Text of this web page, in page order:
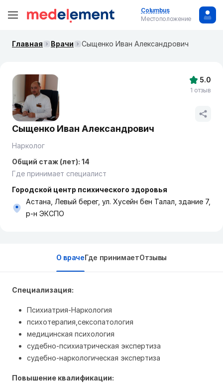
Columbus
Местоположение
Главная Врачи Сыщенко Иван Александрович
Сыщенко Иван Александрович
Нарколог
Общий стаж (лет): 14
Где принимает специалист
Городской центр психического здоровья
Астана, Левый берег, ул. Хусейн бен Талал, здание 7,
р-н ЭКСПО
5.0
1 отзыв
О врачеГде принимаетОтзывы
Специализация:
Психиатрия-Наркология
психотерапия,сексопатология
медицинская психология
судебно-психиатрическая экспертиза
судебно-наркологическая экспертиза
Повышение квалификации: